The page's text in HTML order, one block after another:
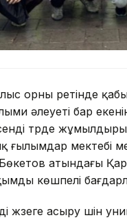
орны ретінде
әлеуеті бар
түрде
ғылымдар мектебі
атындағы
көшпелі
жүзеге асыру үшін